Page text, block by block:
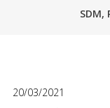
SDM,
20/03/2021